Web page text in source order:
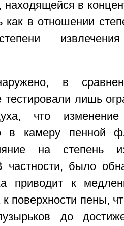
находящейся в
как в отношении
в
тестировали лишь
что
в камеру пенной
на степень
частности, было
приводит к
к поверхности пены,
до